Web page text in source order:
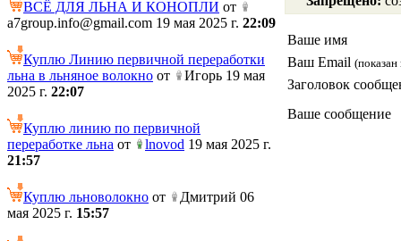
ВСЁ ДЛЯ ЛЬНА И КОНОПЛИ от
a7group.info@gmail.com 19 мая 2025 г. 22:09
Куплю Линию первичной переработки
льна в льняное волокно от
Игорь 19 мая
2025 г. 22:07
Куплю линию по первичной
переработке льна от lnovod 19 мая 2025 г.
21:57
Куплю льноволокно от
Дмитрий 06
мая 2025 г. 15:57
Ваше имя
Ваш Email (показан
Заголовок
Ваше сообщение